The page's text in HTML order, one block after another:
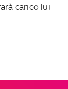
carico lui